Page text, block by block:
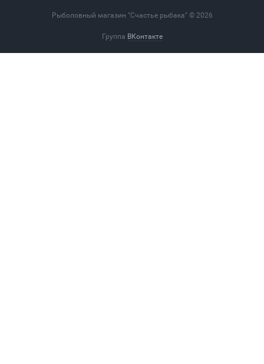
Рыболовный магазин "Счастье рыбака" © 2026
Группа ВКонтакте